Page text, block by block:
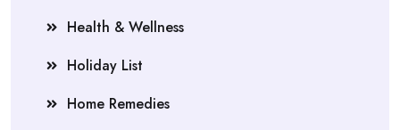
Health & Wellness
Holiday List
Home Remedies